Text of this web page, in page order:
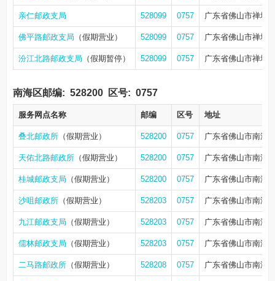
亲仁邮政支局 528099 0757 广东省佛山市禅城
佛平路邮政支局 （假期营业） 528099 0757 广东省佛山市禅城
汾江北路邮政支局 （假期暂停） 528099 0757 广东省佛山市禅城
南海区邮编: 528200 区号: 0757
服务网点名称 邮编 区号 地址
叠北邮政所 （假期营业） 528200 0757 广东省佛山市南海
天佑北路邮政所 （假期营业） 528200 0757 广东省佛山市南海
桂城邮政支局 （假期营业） 528200 0757 广东省佛山市南海
沙咀邮政所 （假期营业） 528203 0757 广东省佛山市南海
九江邮政支局 （假期营业） 528203 0757 广东省佛山市南海
儒林邮政支局 （假期营业） 528203 0757 广东省佛山市南海
二马路邮政所 （假期营业） 528208 0757 广东省佛山市南海